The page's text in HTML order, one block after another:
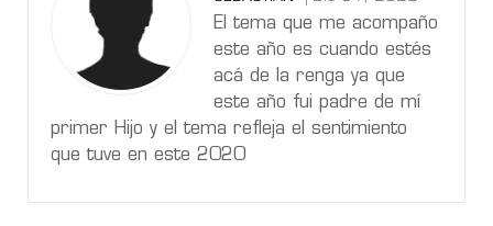
El tema que me acompaño
este año es cuando estés
acá de la renga ya que
este año fui padre de mí
primer Hijo y el tema refleja el sentimiento
que tuve en este 2020